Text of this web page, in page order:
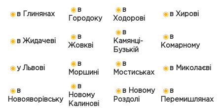
в Глинянах
в
Городоку
в
Ходорові
в Хирові
в Жидачеві
в
Жовкві
в
Камянці-
Бузькій
в
Комарному
у Львові
в
Моршині
в
Мостиськах
в Миколаєві
в
Новояворівську
в
Новому
Калинові
в Новому
Роздолі
в
Перемишлянах